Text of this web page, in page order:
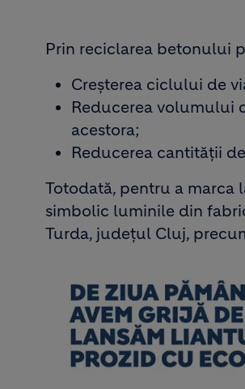
Prin reciclarea betonului
Creșterea ciclului de
Reducerea volumului
acestora;
Reducerea cantității
Totodată, pentru a marca
simbolic luminile din
Turda, județul Cluj,